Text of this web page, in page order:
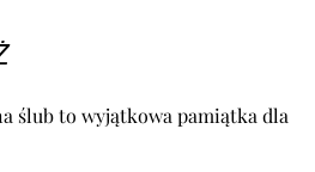
ślub to wyjątkowa pamiątka dla